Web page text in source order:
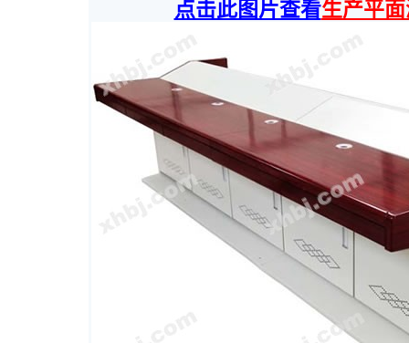
点击此图片查看生产平